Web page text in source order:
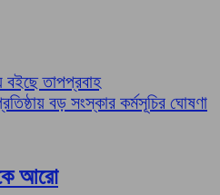
বইছে তাপপ্রবাহ
বড় সংস্কার কর্মসূচির ঘোষণা
আরো